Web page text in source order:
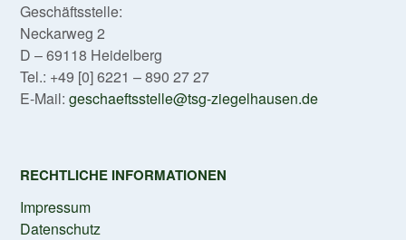
Geschäftsstelle:
Neckarweg 2
D – 69118 Heidelberg
Tel.: +49 [0] 6221 – 890 27 27
E-Mail: geschaeftsstelle@tsg-ziegelhausen.de
RECHTLICHE INFORMATIONEN
Impressum
Datenschutz